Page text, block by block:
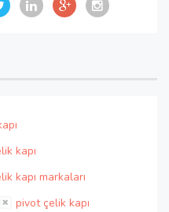
kapı
kapı markaları
pivot çelik kapı